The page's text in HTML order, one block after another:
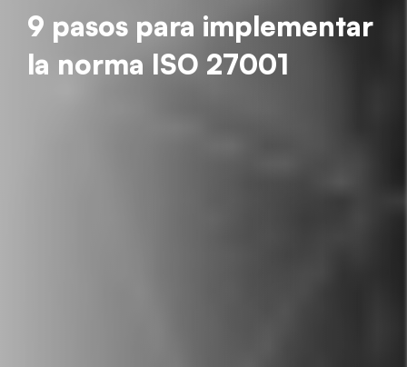
9 pasos para implementar
la norma ISO 27001